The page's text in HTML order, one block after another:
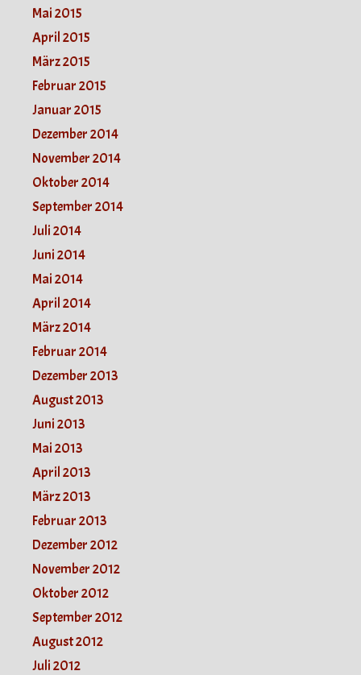
Mai 2015
April 2015
März 2015
Februar 2015
Januar 2015
Dezember 2014
November 2014
Oktober 2014
September 2014
Juli 2014
Juni 2014
Mai 2014
April 2014
März 2014
Februar 2014
Dezember 2013
August 2013
Juni 2013
Mai 2013
April 2013
März 2013
Februar 2013
Dezember 2012
November 2012
Oktober 2012
September 2012
August 2012
Juli 2012